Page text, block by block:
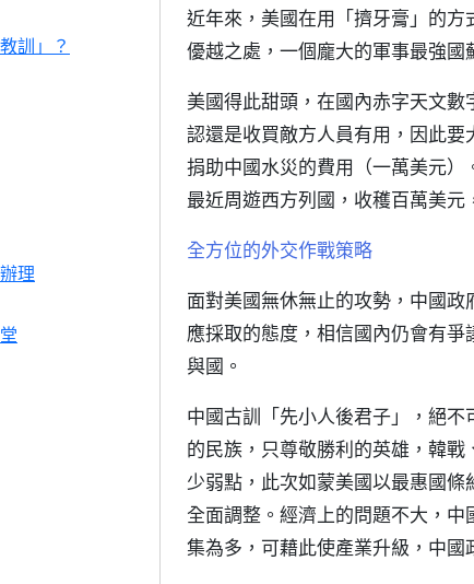
訓」？
理
近年來，美國在用「擠牙膏」的
優越之處，一個龐大的軍事最強國
美國得此甜頭，在國內赤字天文
認還是收買敵方人員有用，因此
捐助中國水災的費用（一萬美元）
最近周遊西方列國，收穫百萬美元
全方位的外交作戰策略
面對美國無休無止的攻勢，中國
應採取的態度，相信國內仍會有
與國。
中國古訓「先小人後君子」，絕
的民族，只尊敬勝利的英雄，韓
少弱點，此次如蒙美國以最惠國
全面調整。經濟上的問題不大，
集為多，可藉此使產業升級，中國